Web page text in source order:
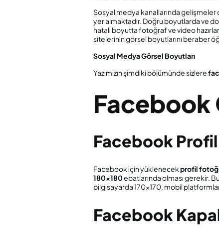
Sosyal medya kanallarında gelişmeler
yer almaktadır. Doğru boyutlarda ve
hatalı boyutta fotoğraf ve video
sitelerinin görsel boyutlarını beraber
Sosyal Medya Görsel Boyutları
Yazımızın şimdiki bölümünde sizlere
Facebook
Facebook
Facebook için yüklenecekprofil
180×180ebatlarında olması gerekir.
bilgisayarda 170×170, mobil
Facebook